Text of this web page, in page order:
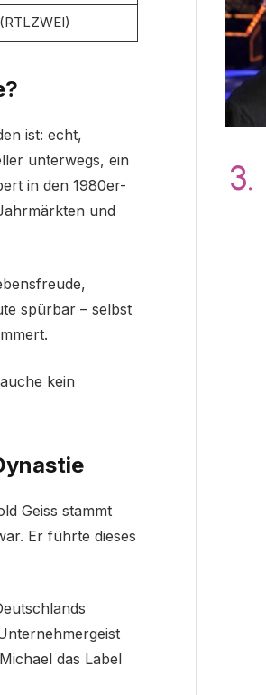
ist: echt,
unterwegs, ein
in den 1980er-
und
spürbar – selbst
kein
Geiss stammt
Er führte dieses
das Label